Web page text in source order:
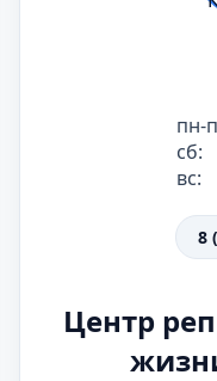
пн-
сб:
вс:
8
Центр